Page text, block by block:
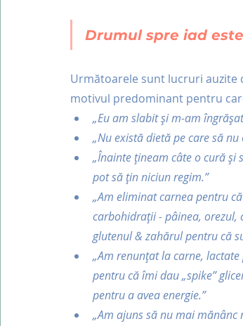
Drumul spre iad
Următoarele sunt lucruri auzite
motivul predominant pentru
„Eu am slabit și m-am
„Nu există dietă pe care să nu
„Înainte țineam câte o cură și
pot să țin niciun regim.”
„Am eliminat carnea pentru
carbohidrații - pâinea, orezul,
glutenul & zahărul pentru că
„Am renunțat la carne,
pentru că îmi dau „spike”
pentru a avea energie.”
„Am ajuns să nu mai